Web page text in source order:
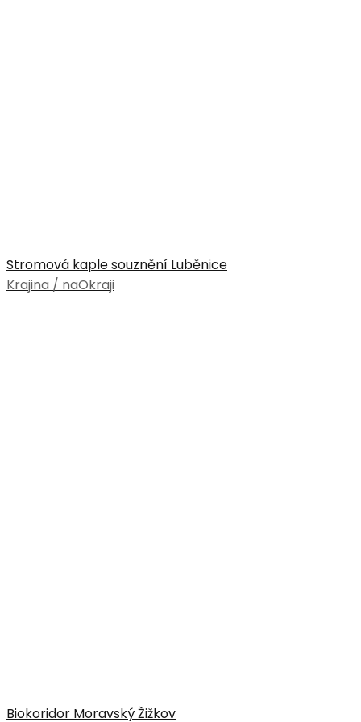
Stromová kaple souznění Luběnice
Krajina / naOkraji
Biokoridor Moravský Žižkov